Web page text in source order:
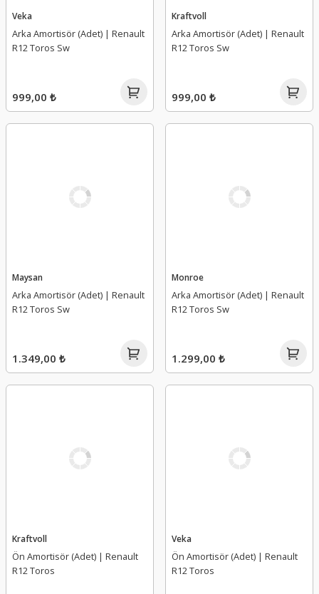
Veka
Arka Amortisör (Adet) | Renault
R12 Toros Sw
999,00 ₺
Kraftvoll
Arka Amortisör (Adet) | Renault
R12 Toros Sw
999,00 ₺
Maysan
Arka Amortisör (Adet) | Renault
R12 Toros Sw
1.349,00 ₺
Monroe
Arka Amortisör (Adet) | Renault
R12 Toros Sw
1.299,00 ₺
Kraftvoll
Ön Amortisör (Adet) | Renault
R12 Toros
Veka
Ön Amortisör (Adet) | Renault
R12 Toros